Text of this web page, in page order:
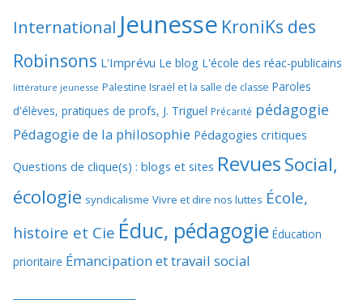
International Jeunesse KroniKs des
Robinsons L'Imprévu Le blog L'école des réac-publicains
littérature jeunesse Palestine Israël et la salle de classe Paroles
d'élèves, pratiques de profs, J. Triguel Précarité pédagogie
Pédagogie de la philosophie Pédagogies critiques
Questions de clique(s) : blogs et sites RevuesSocial,
écologie syndicalisme Vivre et dire nos luttes École,
histoire et Cie Éduc, pédagogie Éducation
prioritaire Émancipation et travail social